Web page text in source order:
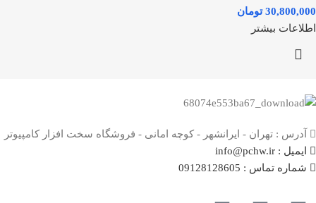
30,800,000 تومان
اطلاعات بیشتر
آدرس : تهران - ایرانشهر - کوچه امانی - فروشگاه سخت افزار کامپیوتر
ایمیل : info@pchw.ir
شماره تماس : 09128128605